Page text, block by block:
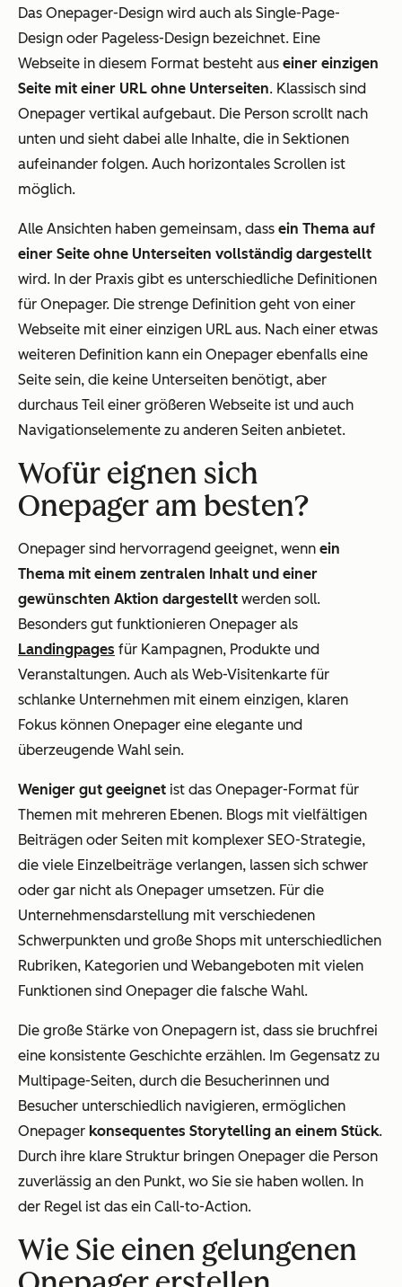
Das Onepager-Design wird auch als Single-Page-
Design oder Pageless-Design bezeichnet. Eine
Webseite in diesem Format besteht aus einer einzigen
Seite mit einer URL ohne Unterseiten. Klassisch sind
Onepager vertikal aufgebaut. Die Person scrollt nach
unten und sieht dabei alle Inhalte, die in Sektionen
aufeinander folgen. Auch horizontales Scrollen ist
möglich.
Alle Ansichten haben gemeinsam, dass ein Thema auf
einer Seite ohne Unterseiten vollständig dargestellt
wird. In der Praxis gibt es unterschiedliche Definitionen
für Onepager. Die strenge Definition geht von einer
Webseite mit einer einzigen URL aus. Nach einer etwas
weiteren Definition kann ein Onepager ebenfalls eine
Seite sein, die keine Unterseiten benötigt, aber
durchaus Teil einer größeren Webseite ist und auch
Navigationselemente zu anderen Seiten anbietet.
Wofür eignen sich
Onepager am besten?
Onepager sind hervorragend geeignet, wenn ein
Thema mit einem zentralen Inhalt und einer
gewünschten Aktion dargestellt werden soll.
Besonders gut funktionieren Onepager als
Landingpages für Kampagnen, Produkte und
Veranstaltungen. Auch als Web-Visitenkarte für
schlanke Unternehmen mit einem einzigen, klaren
Fokus können Onepager eine elegante und
überzeugende Wahl sein.
Weniger gut geeignet ist das Onepager-Format für
Themen mit mehreren Ebenen. Blogs mit vielfältigen
Beiträgen oder Seiten mit komplexer SEO-Strategie,
die viele Einzelbeiträge verlangen, lassen sich schwer
oder gar nicht als Onepager umsetzen. Für die
Unternehmensdarstellung mit verschiedenen
Schwerpunkten und große Shops mit unterschiedlichen
Rubriken, Kategorien und Webangeboten mit vielen
Funktionen sind Onepager die falsche Wahl.
Die große Stärke von Onepagern ist, dass sie bruchfrei
eine konsistente Geschichte erzählen. Im Gegensatz zu
Multipage-Seiten, durch die Besucherinnen und
Besucher unterschiedlich navigieren, ermöglichen
Onepager konsequentes Storytelling an einem Stück.
Durch ihre klare Struktur bringen Onepager die Person
zuverlässig an den Punkt, wo Sie sie haben wollen. In
der Regel ist das ein Call-to-Action.
Wie Sie einen gelungenen